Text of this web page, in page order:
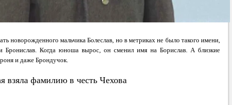
новорожденного мальчика Болеслав, но в метриках не было такого имени,
Бронислав. Когда юноша вырос, он сменил имя на Борислав. А близкие
и даже Брондучок.
взяла фамилию в честь Чехова